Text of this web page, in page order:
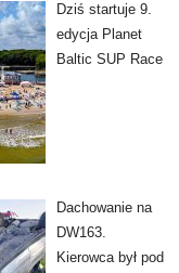
Dziś startuje 9.
edycja Planet
Baltic SUP Race
Dachowanie na
DW163.
Kierowca był pod